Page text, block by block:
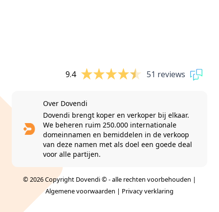
9.4 51 reviews
Over Dovendi
Dovendi brengt koper en verkoper bij elkaar.
We beheren ruim 250.000 internationale
domeinnamen en bemiddelen in de verkoop
van deze namen met als doel een goede deal
voor alle partijen.
© 2026 Copyright Dovendi © - alle rechten voorbehouden |
Algemene voorwaarden | Privacy verklaring